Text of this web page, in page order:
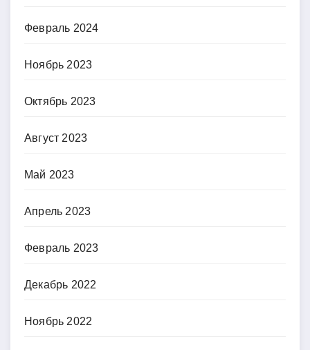
Февраль 2024
Ноябрь 2023
Октябрь 2023
Август 2023
Май 2023
Апрель 2023
Февраль 2023
Декабрь 2022
Ноябрь 2022